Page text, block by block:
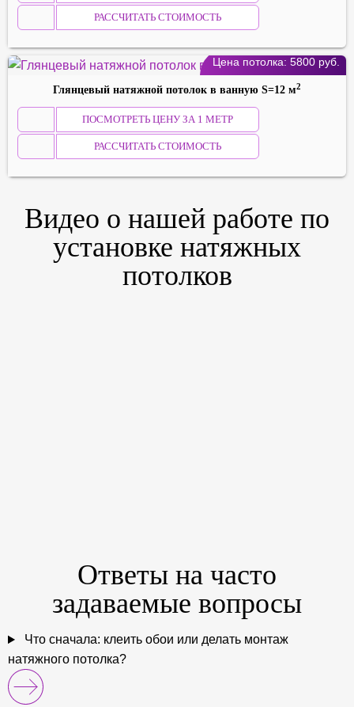
РАССЧИТАТЬ СТОИМОСТЬ
Цена потолка: 5800 руб.
Глянцевый натяжной потолок в ванную S=12 м2
ПОСМОТРЕТЬ ЦЕНУ ЗА 1 МЕТР
РАССЧИТАТЬ СТОИМОСТЬ
Видео о нашей работе по
установке натяжных
потолков
Ответы на часто
задаваемые вопросы
Что сначала: клеить обои или делать монтаж
натяжного потолка?